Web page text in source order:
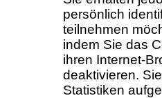
persönlich
teilnehmen
indem Sie das
ihren Internet-
deaktivieren.
Statistiken